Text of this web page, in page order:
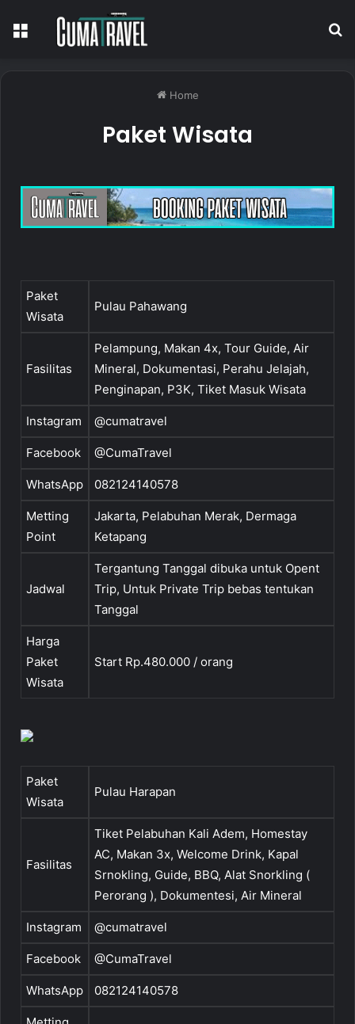
Home
Paket Wisata
Paket
Wisata
Pulau Pahawang
Fasilitas
Pelampung, Makan 4x, Tour Guide, Air
Mineral, Dokumentasi, Perahu Jelajah,
Penginapan, P3K, Tiket Masuk Wisata
Instagram @cumatravel
Facebook @CumaTravel
WhatsApp 082124140578
Metting
Point
Jakarta, Pelabuhan Merak, Dermaga
Ketapang
Jadwal
Tergantung Tanggal dibuka untuk Opent
Trip, Untuk Private Trip bebas tentukan
Tanggal
Harga
Paket
Wisata
Start Rp.480.000 / orang
Paket
Wisata
Pulau Harapan
Fasilitas
Tiket Pelabuhan Kali Adem, Homestay
AC, Makan 3x, Welcome Drink, Kapal
Srnokling, Guide, BBQ, Alat Snorkling (
Perorang ), Dokumentesi, Air Mineral
Instagram @cumatravel
Facebook @CumaTravel
WhatsApp 082124140578